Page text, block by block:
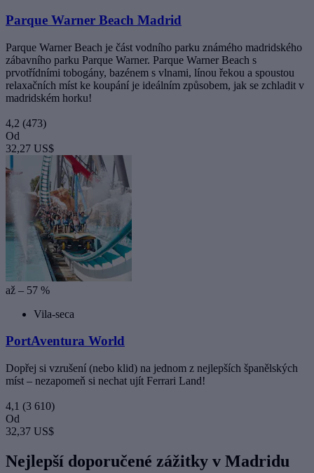
Parque Warner Beach Madrid
Parque Warner Beach je část vodního parku známého madridského
zábavního parku Parque Warner. Parque Warner Beach s
prvotřídními tobogány, bazénem s vlnami, línou řekou a spoustou
relaxačních míst ke koupání je ideálním způsobem, jak se zchladit v
madridském horku!
4,2 (473)
Od
32,27 US$
až – 57 %
Vila-seca
PortAventura World
Dopřej si vzrušení (nebo klid) na jednom z nejlepších španělských
míst – nezapomeň si nechat ujít Ferrari Land!
4,1 (3 610)
Od
32,37 US$
Nejlepší doporučené zážitky v Madridu